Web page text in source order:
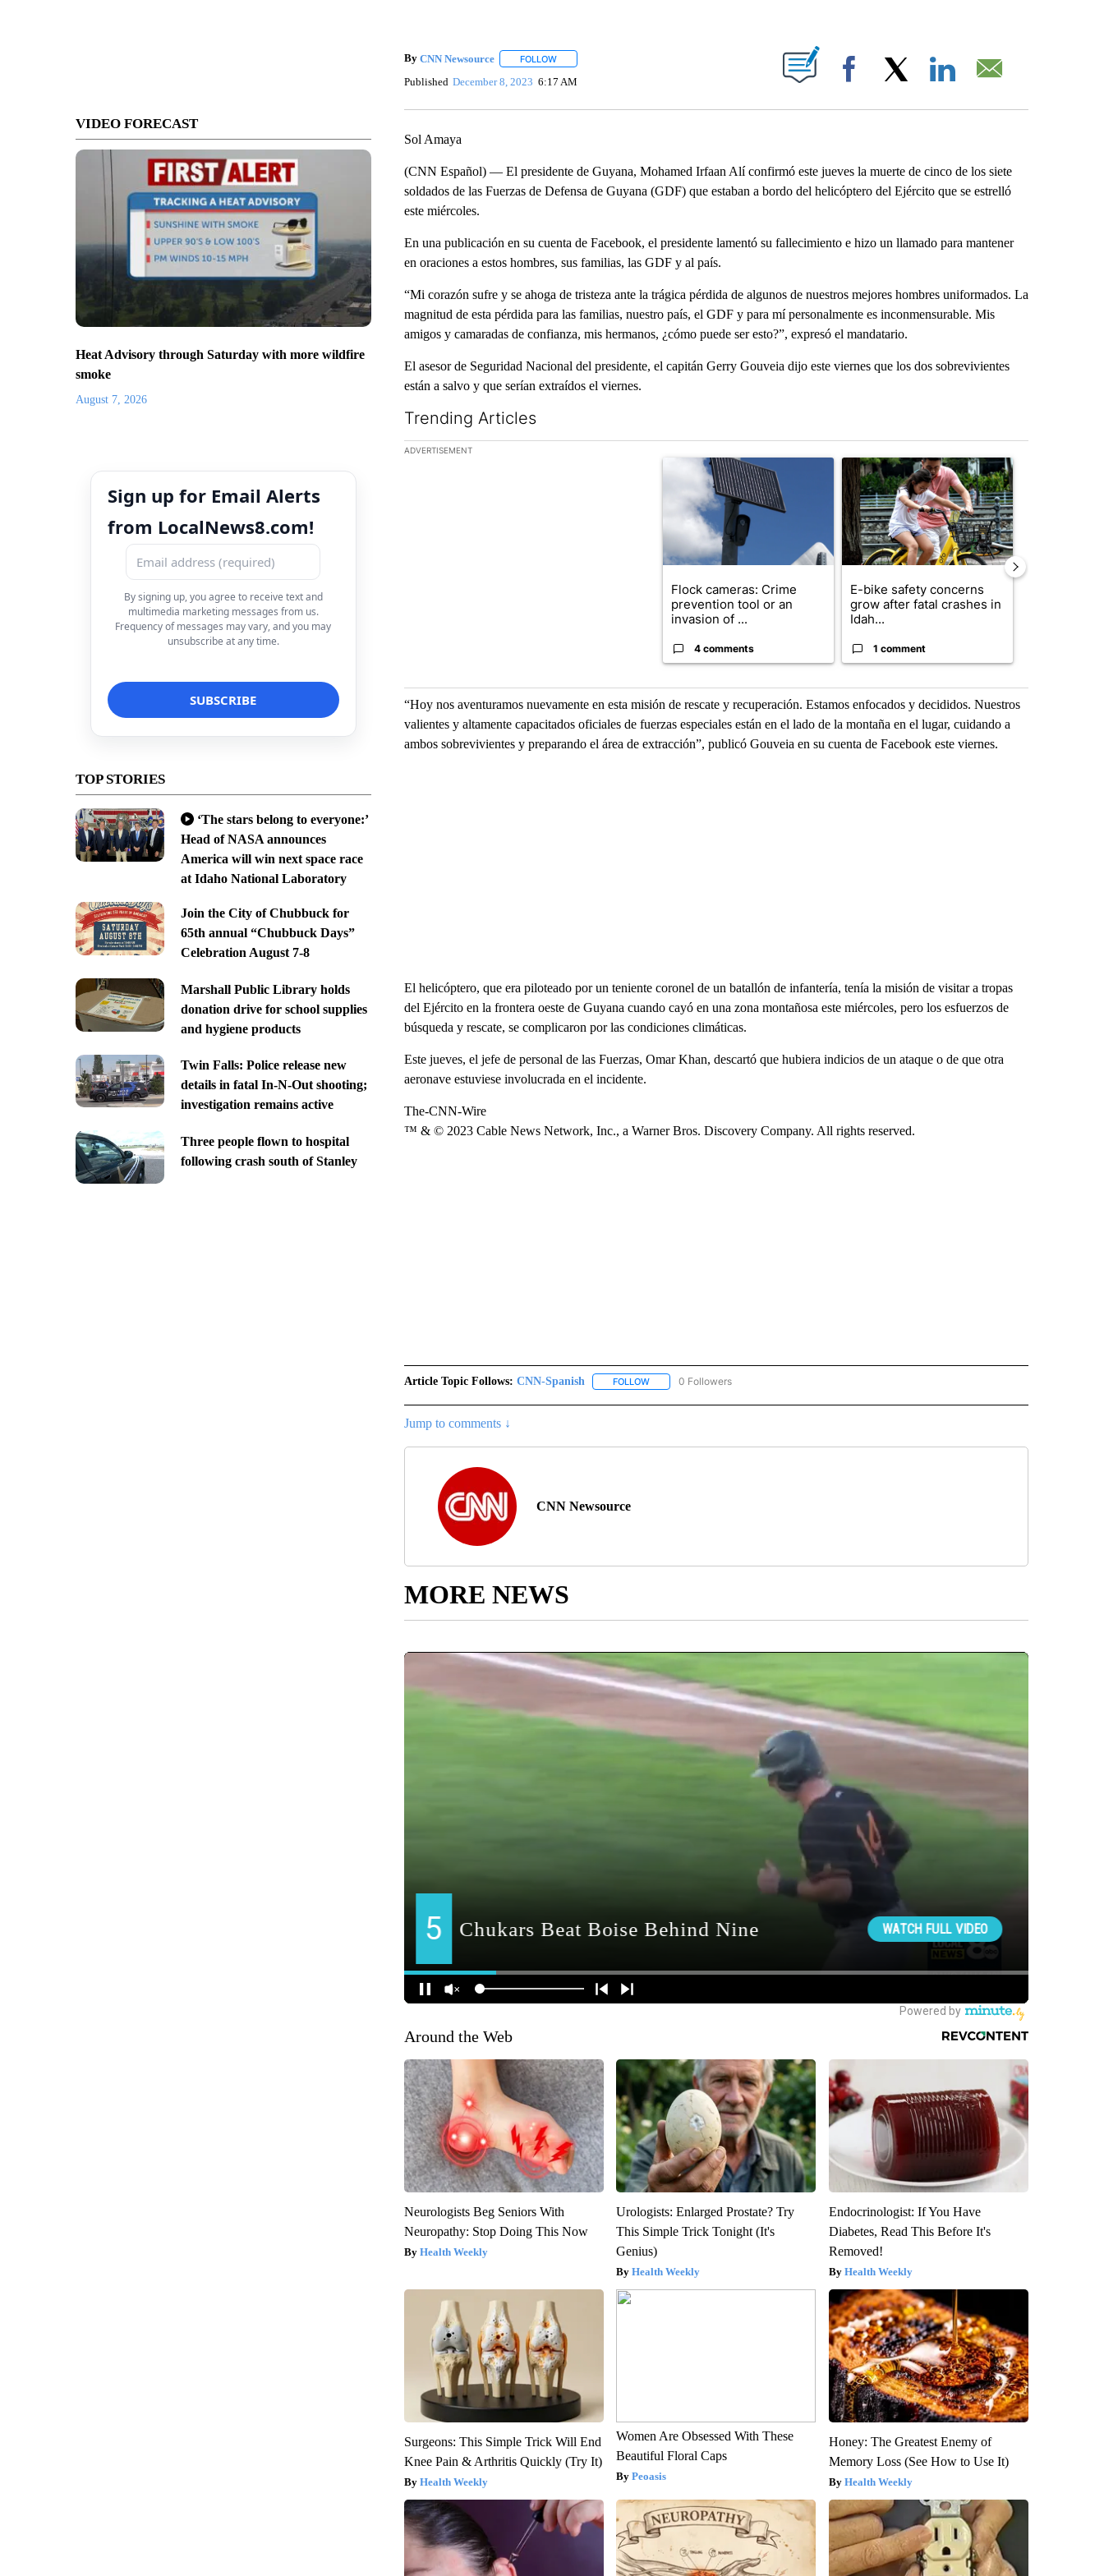
VIDEO FORECAST
Heat Advisory through Saturday with more wildfire
smoke
August 7, 2026
Sign up for Email Alerts
from LocalNews8.com!
By signing up, you agree to receive text and
multimedia marketing messages from us.
Frequency of messages may vary, and you may
unsubscribe at any time.
TOP STORIES
‘The stars belong to everyone:’
Head of NASA announces
America will win next space race
at Idaho National Laboratory
Join the City of Chubbuck for
65th annual “Chubbuck Days”
Celebration August 7-8
Marshall Public Library holds
donation drive for school supplies
and hygiene products
Twin Falls: Police release new
details in fatal In-N-Out shooting;
investigation remains active
Three people flown to hospital
following crash south of Stanley
By CNN Newsource FOLLOWFOLLOW "" TO RECEIVE NOTIFICATIONS ABOUT NEW PAGES ON "".
Published December 8, 2023 6:17 AM Facebook
Sol Amaya
(CNN Español) — El presidente de Guyana, Mohamed Irfaan Alí confirmó este jueves la muerte de cinco de los siete
soldados de las Fuerzas de Defensa de Guyana (GDF) que estaban a bordo del helicóptero del Ejército que se estrelló
este miércoles.
En una publicación en su cuenta de Facebook, el presidente lamentó su fallecimiento e hizo un llamado para mantener
en oraciones a estos hombres, sus familias, las GDF y al país.
“Mi corazón sufre y se ahoga de tristeza ante la trágica pérdida de algunos de nuestros mejores hombres uniformados. La
magnitud de esta pérdida para las familias, nuestro país, el GDF y para mí personalmente es inconmensurable. Mis
amigos y camaradas de confianza, mis hermanos, ¿cómo puede ser esto?”, expresó el mandatario.
El asesor de Seguridad Nacional del presidente, el capitán Gerry Gouveia dijo este viernes que los dos sobrevivientes
están a salvo y que serían extraídos el viernes.
Trending Articles
The following is a list of the most commented articles in the last 7 days.
ADVERTISEMENT
A trending article titled "Flock cameras: Crime prevention tool or an invasion of
Flock cameras: Crime
prevention tool or an
invasion of ...
4 comments
A trending article titled "E-bike safety
E-bike safety concerns
grow after fatal crashes in
Idah...
1 comment
“Hoy nos aventuramos nuevamente en esta misión de rescate y recuperación. Estamos enfocados y decididos. Nuestros
valientes y altamente capacitados oficiales de fuerzas especiales están en el lado de la montaña en el lugar, cuidando a
ambos sobrevivientes y preparando el área de extracción”, publicó Gouveia en su cuenta de Facebook este viernes.
El helicóptero, que era piloteado por un teniente coronel de un batallón de infantería, tenía la misión de visitar a tropas
del Ejército en la frontera oeste de Guyana cuando cayó en una zona montañosa este miércoles, pero los esfuerzos de
búsqueda y rescate, se complicaron por las condiciones climáticas.
Este jueves, el jefe de personal de las Fuerzas, Omar Khan, descartó que hubiera indicios de un ataque o de que otra
aeronave estuviese involucrada en el incidente.
The-CNN-Wire
™ & © 2023 Cable News Network, Inc., a Warner Bros. Discovery Company. All rights reserved.
Article Topic Follows: CNN-Spanish FOLLOWFOLLOW "CNN-SPANISH" TO RECEIVE NOTIFICATIONS ABOUT NEW PAGES ON "CNN-SPANISH".
0 Followers
Jump to comments ↓
CNN Newsource
MORE NEWS
Around the Web
Neurologists Beg Seniors With
Neuropathy: Stop Doing This Now
Health Weekly
Urologists: Enlarged Prostate? Try
This Simple Trick Tonight (It's
Genius)
Health Weekly
Endocrinologist: If You Have
Diabetes, Read This Before It's
Removed!
Health Weekly
Surgeons: This Simple Trick Will End
Knee Pain & Arthritis Quickly (Try It)
Health Weekly
Women Are Obsessed With These
Beautiful Floral Caps
Peoasis
Honey: The Greatest Enemy of
Memory Loss (See How to Use It)
Health Weekly